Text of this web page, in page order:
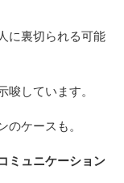
に裏切られる可能
しています。
ケースも。
ミュニケーション